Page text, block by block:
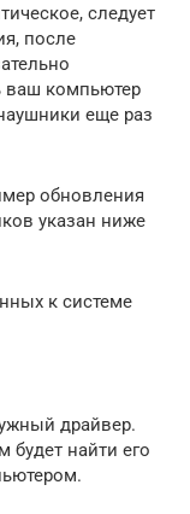
следует
после
ваш компьютер
еще раз
обновления
указан ниже
к системе
драйвер.
найти его